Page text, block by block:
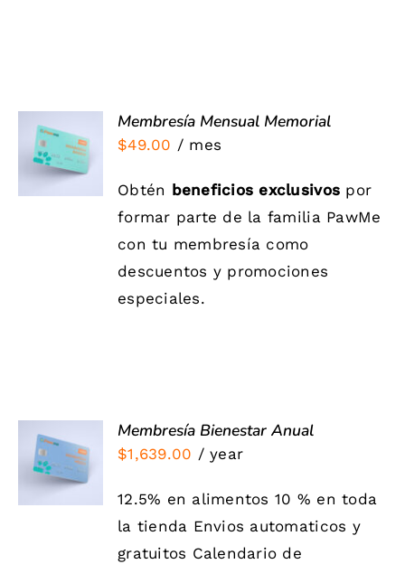
Valorado
con 5.00de 5
SIGN UP
NOW
/
DETALLES
Membresía Mensual Memorial
$49.00 / mes
Obtén beneficios exclusivos por
formar parte de la familia PawMe
con tu membresía como
descuentos y promociones
especiales.
SIGN UP
NOW
/
Membresía Bienestar Anual
$1,639.00 / year
12.5% en alimentos 10 % en toda
la tienda Envios automaticos y
gratuitos Calendario de